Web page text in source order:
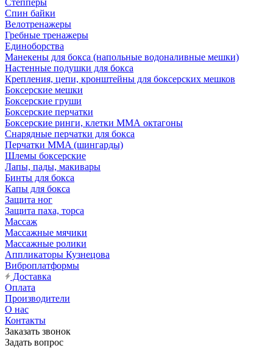
Степперы
Спин байки
Велотренажеры
Гребные тренажеры
Единоборства
Манекены для бокса (напольные водоналивные мешки)
Настенные подушки для бокса
Крепления, цепи, кронштейны для боксерских мешков
Боксерские мешки
Боксерские груши
Боксерские перчатки
Боксерские ринги, клетки ММА октагоны
Снарядные перчатки для бокса
Перчатки MMA (шингарды)
Шлемы боксерские
Лапы, пады, макивары
Бинты для бокса
Капы для бокса
Защита ног
Защита паха, торса
Массаж
Массажные мячики
Массажные ролики
Аппликаторы Кузнецова
Виброплатформы
Доставка
Оплата
Производители
О нас
Контакты
Заказать звонок
Задать вопрос